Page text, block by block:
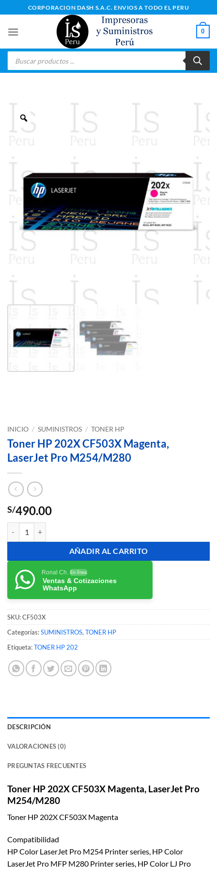
al
contenido
CORPORACION DASH S.A.C. ENVIOS A TODO EL PERU
0
Búsqueda
Zoom
INICIO / SUMINISTROS / TONER HP
Toner HP 202X CF503X Magenta,
LaserJet Pro M254/M280
S/490.00
AÑADIR AL CARRITO
Ronal Ch. En línea
Ventas & Cotizaciones
WhatsApp
SKU:CF503X
Categorías:SUMINISTROS, TONER HP
Etiqueta:TONER HP 202
DESCRIPCIÓN
VALORACIONES (0)
PREGUNTAS FRECUENTES
Toner HP 202X CF503X Magenta, LaserJet Pro
M254/M280
Toner HP 202X CF503X Magenta
Compatibilidad
HP Color LaserJet Pro M254 Printer series, HP Color
LaserJet Pro MFP M280 Printer series, HP Color LJ Pro